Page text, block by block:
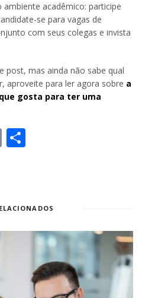
acadêmico: participe
se para vagas de
com seus colegas e invista
post, mas ainda não sabe qual
aproveite para ler agora sobre a
gosta para ter uma
Email